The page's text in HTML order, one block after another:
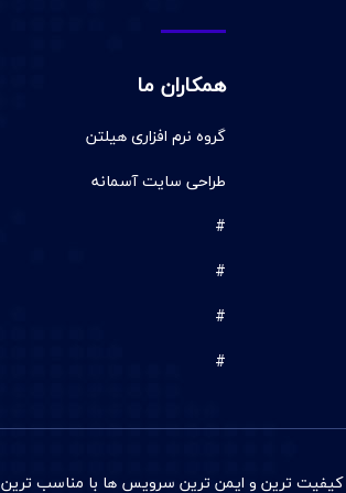
همکاران ما
گروه نرم افزاری هیلتن
طراحی سایت آسمانه
#
#
#
#
کيفيت ترين و ایمن ترین سرويس ها با مناسب ترين